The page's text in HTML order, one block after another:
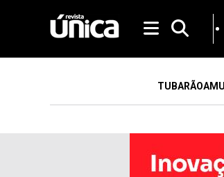
TUBARÃO